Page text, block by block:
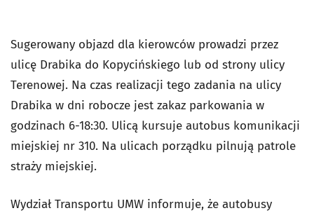
Sugerowany objazd dla kierowców prowadzi przez
ulicę Drabika do Kopycińskiego lub od strony ulicy
Terenowej. Na czas realizacji tego zadania na ulicy
Drabika w dni robocze jest zakaz parkowania w
godzinach 6-18:30. Ulicą kursuje autobus komunikacji
miejskiej nr 310. Na ulicach porządku pilnują patrole
straży miejskiej.
Wydział Transportu UMW informuje, że autobusy